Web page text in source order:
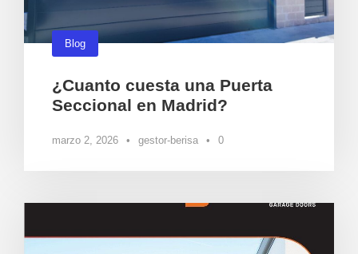
Blog
¿Cuanto cuesta una Puerta
Seccional en Madrid?
marzo 2, 2026 • gestor-berisa • 0